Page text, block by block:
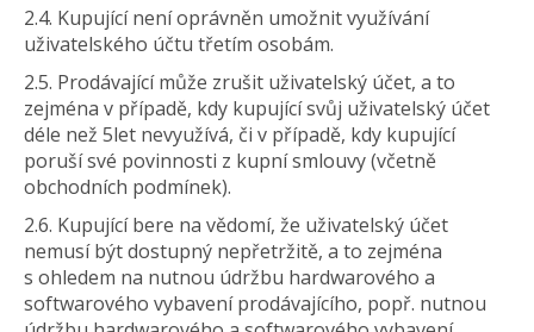
2.4. Kupující není oprávněn umožnit využívání
uživatelského účtu třetím osobám.
2.5. Prodávající může zrušit uživatelský účet, a to
zejména v případě, kdy kupující svůj uživatelský účet
déle než 5let nevyužívá, či v případě, kdy kupující
poruší své povinnosti z kupní smlouvy (včetně
obchodních podmínek).
2.6. Kupující bere na vědomí, že uživatelský účet
nemusí být dostupný nepřetržitě, a to zejména
s ohledem na nutnou údržbu hardwarového a
softwarového vybavení prodávajícího, popř. nutnou